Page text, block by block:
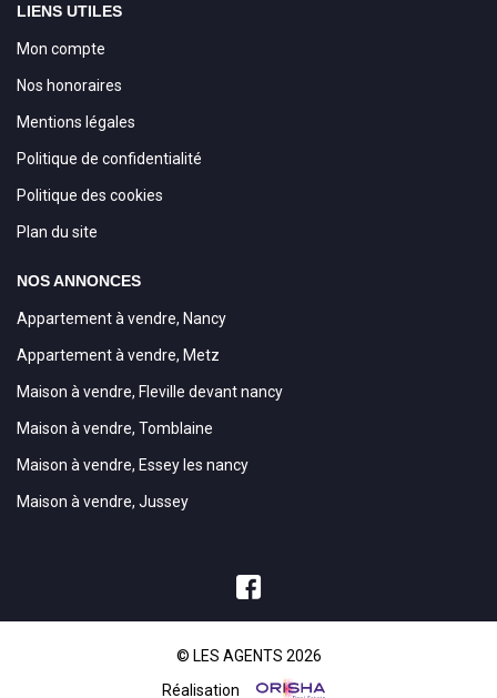
LIENS UTILES
Mon compte
Nos honoraires
Mentions légales
Politique de confidentialité
Politique des cookies
Plan du site
NOS ANNONCES
Appartement à vendre, Nancy
Appartement à vendre, Metz
Maison à vendre, Fleville devant nancy
Maison à vendre, Tomblaine
Maison à vendre, Essey les nancy
Maison à vendre, Jussey
© LES AGENTS 2026
Réalisation